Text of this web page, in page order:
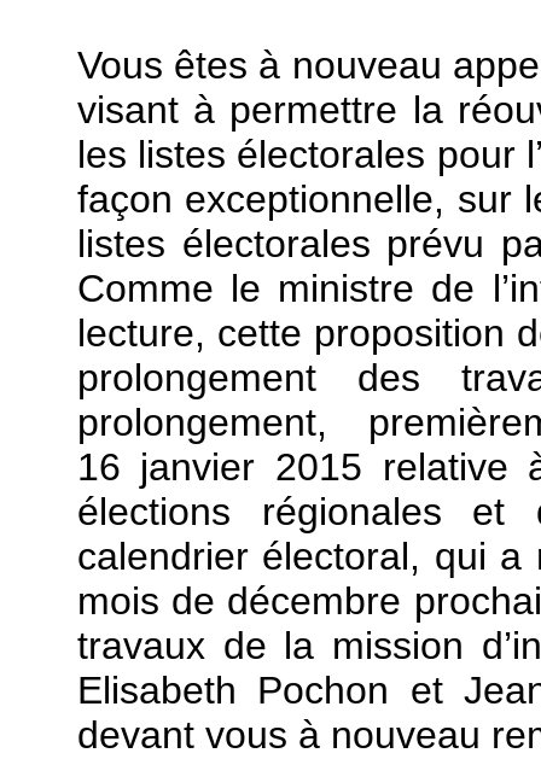
Vous êtes à nouveau
visant à permettre la
les listes électorales pour
façon exceptionnelle, sur
listes électorales prévu
Comme le ministre de
lecture, cette proposition
prolongement des
prolongement,
16 janvier 2015 relative
élections régionales et
calendrier électoral, qui
mois de décembre
travaux de la mission
Elisabeth Pochon et
devant vous à nouveau